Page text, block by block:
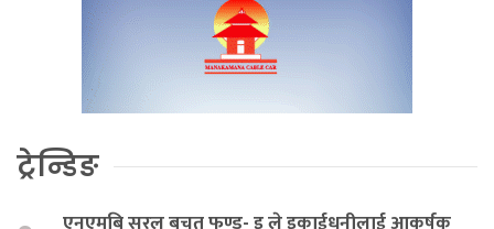
ट्रेन्डिङ
एनएमबि सरल बचत फण्ड- इ ले इकाईधनीलाई आकर्षक